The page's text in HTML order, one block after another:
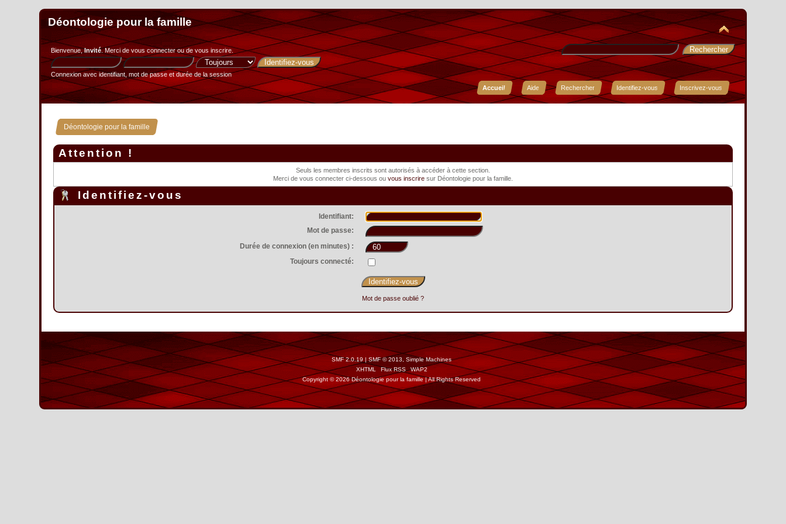
Déontologie pour la famille
Bienvenue,Invité. Merci devous connecterou devous inscrire.
Connexion avec identifiant, mot de passe et durée de la session
Accueil
Aide Rechercher Identifiez-vous Inscrivez-vous
Déontologie pour la famille
Attention !
Seuls les membres inscrits sont autorisés à accéder à cette section.
Merci de vous connecter ci-dessous ou vous inscrire sur Déontologie pour la famille.
Identifiez-vous
Identifiant:
Mot de passe:
Durée de connexion (en minutes) :
Toujours connecté:
Mot de passe oublié ?
SMF 2.0.19 |SMF © 2013, Simple Machines
XHTML
Flux RSS
WAP2
Copyright © 2026 Déontologie pour la famille | All Rights Reserved